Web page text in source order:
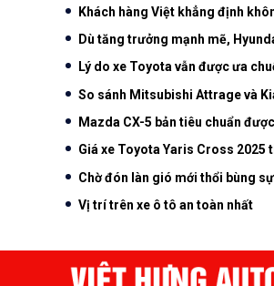
Khách hàng Việt khẳng định
Dù tăng trưởng mạnh mẽ,
Lý do xe Toyota vẫn được ưa
So sánh Mitsubishi Attrage và
Mazda CX-5 bản tiêu chuẩn
Giá xe Toyota Yaris Cross
Chờ đón làn gió mới thổi bùng
Vị trí trên xe ô tô an toàn nhất